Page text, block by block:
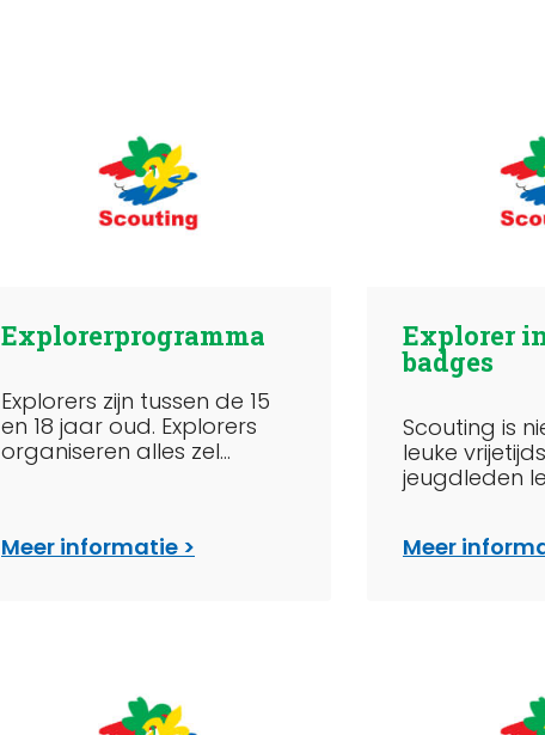
Explorerprogramma
Explorers zijn tussen de 15
en 18 jaar oud. Explorers
organiseren alles zel...
Meer informatie
Explorer
badges
Scouting is
leuke
jeugdleden
Meer